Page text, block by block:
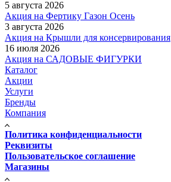
5 августа 2026
Акция на Фертику Газон Осень
3 августа 2026
Акция на Крышли для консервирования
16 июля 2026
Акция на САДОВЫЕ ФИГУРКИ
Каталог
Акции
Услуги
Бренды
Компания
Политика конфиденциальности
Реквизиты
Пользовательское соглашение
Магазины